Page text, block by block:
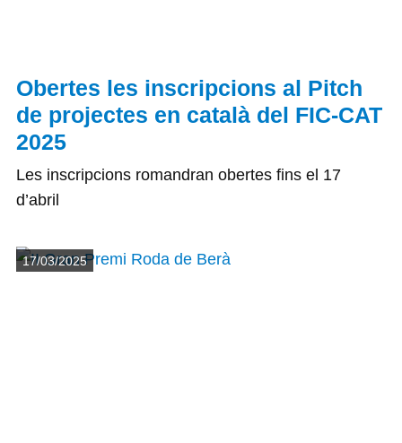
Obertes les inscripcions al Pitch
de projectes en català del FIC-CAT
2025
Les inscripcions romandran obertes fins el 17
d’abril
Detalls
17/03/2025